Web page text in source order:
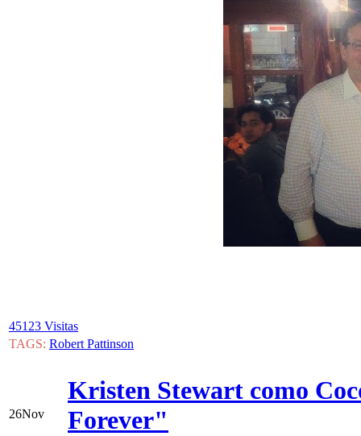
45123 Visitas
TAGS: Robert Pattinson
26Nov
Kristen Stewart como
Forever"